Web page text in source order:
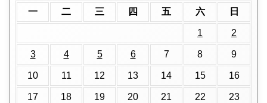
一 二 三 四 五 六 日
1 2
3 4 5 6 7 8 9
10 11 12 13 14 15 16
17 18 19 20 21 22 23